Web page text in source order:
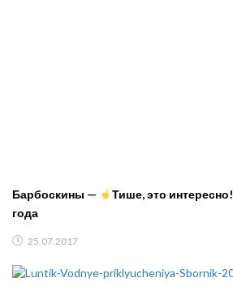
Барбоскины — Тише, это интересно!
года
25.07.2017